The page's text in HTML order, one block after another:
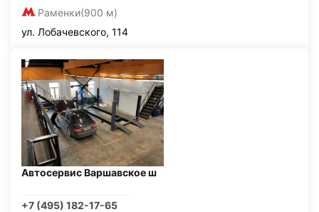
Раменки(900 м)
ул. Лобачевского, 114
Автосервис Варшавское ш
+7 (495) 182-17-65